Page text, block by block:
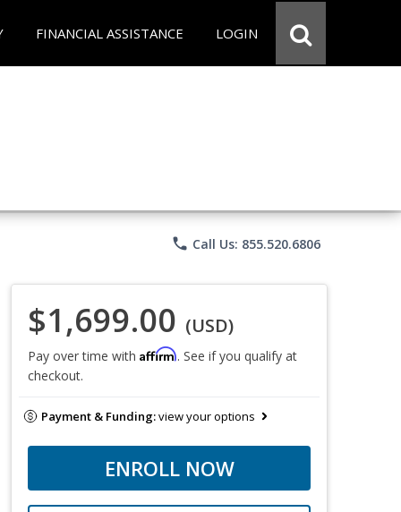
FINANCIAL ASSISTANCE LOGIN
phone Call Us: 855.520.6806
$1,699.00 (USD)
Pay over time with Affirm. See if you qualify at
checkout.
Payment & Funding:view your options
ENROLL NOW